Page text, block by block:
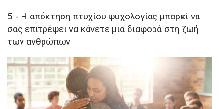
5 - Η απόκτηση πτυχίου ψυχολογίας μπορεί να
σας επιτρέψει να κάνετε μια διαφορά στη ζωή
των ανθρώπων